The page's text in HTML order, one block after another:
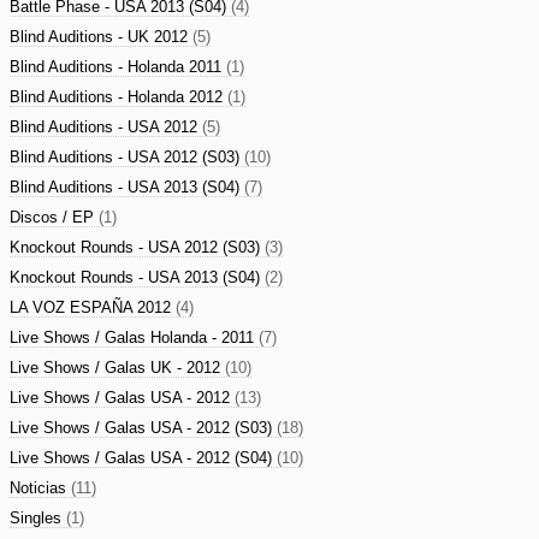
Battle Phase - USA 2013 (S04) (4)
Blind Auditions - UK 2012 (5)
Blind Auditions - Holanda 2011 (1)
Blind Auditions - Holanda 2012 (1)
Blind Auditions - USA 2012 (5)
Blind Auditions - USA 2012 (S03) (10)
Blind Auditions - USA 2013 (S04) (7)
Discos / EP (1)
Knockout Rounds - USA 2012 (S03) (3)
Knockout Rounds - USA 2013 (S04) (2)
LA VOZ ESPAÑA 2012 (4)
Live Shows / Galas Holanda - 2011 (7)
Live Shows / Galas UK - 2012 (10)
Live Shows / Galas USA - 2012 (13)
Live Shows / Galas USA - 2012 (S03) (18)
Live Shows / Galas USA - 2012 (S04) (10)
Noticias (11)
Singles (1)